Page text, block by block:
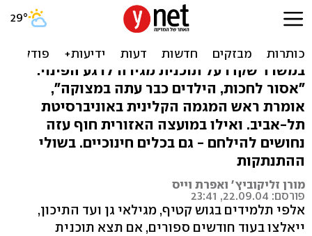
משרד החינוך מתכנן: סיוע
נפשי למפונים
במשרד שקדו על תוכנית מגירה לרגע הפינוי.
"אסור לחכות, הילדים כבר עתה במצוקה",
אומרת ראש המגמה הקלינית באוניברסיטת
תל-אביב. ואילו במועצה האזורית חוף עזה
נחושים להילחם - גם בכלים חינוכיים. בשולי
ההתנתקות
מורן זליקוביץ' ואפרת וייס
פורסם: 22.09.04, 23:41
אלפי תלמידים בגוש קטיף, מגילאי גן ועד התיכון,
ייאלצו בעוד חודשים ספורים, אם תצא תוכנית